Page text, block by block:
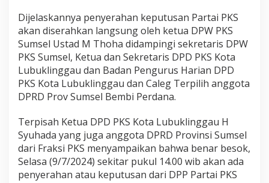
Dijelaskannya penyerahan keputusan Partai PKS
akan diserahkan langsung oleh ketua DPW PKS
Sumsel Ustad M Thoha didampingi sekretaris DPW
PKS Sumsel, Ketua dan Sekretaris DPD PKS Kota
Lubuklinggau dan Badan Pengurus Harian DPD
PKS Kota Lubuklinggau dan Caleg Terpilih anggota
DPRD Prov Sumsel Bembi Perdana.
Terpisah Ketua DPD PKS Kota Lubuklinggau H
Syuhada yang juga anggota DPRD Provinsi Sumsel
dari Fraksi PKS menyampaikan bahwa benar besok,
Selasa (9/7/2024) sekitar pukul 14.00 wib akan ada
penyerahan atau keputusan dari DPP Partai PKS